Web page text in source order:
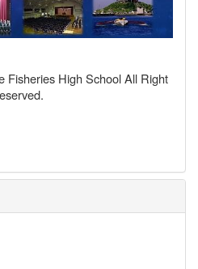
Fisheries High School All Right